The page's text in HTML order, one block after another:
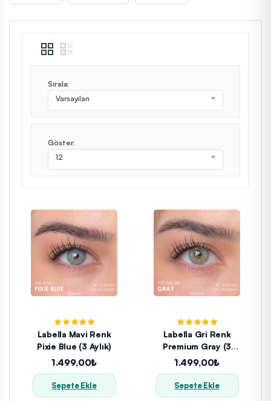
Sırala:
Varsayılan
Göster:
12
Labella Mavi Renk
Pixie Blue (3 Aylık)
1.499,00₺
Sepete Ekle
Labella Gri Renk
Premium Gray (3
Aylık)
1.499,00₺
Sepete Ekle